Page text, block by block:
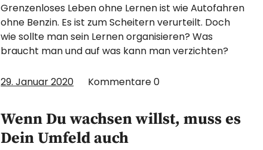
Grenzenloses Leben ohne Lernen ist wie Autofahren
ohne Benzin. Es ist zum Scheitern verurteilt. Doch
wie sollte man sein Lernen organisieren? Was
braucht man und auf was kann man verzichten?
29. Januar 2020 Kommentare0
Wenn Du wachsen willst, muss es
Dein Umfeld auch